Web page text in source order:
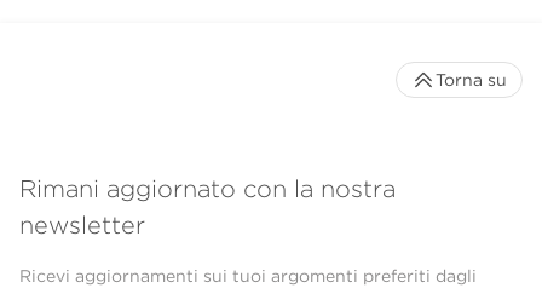
Rimani aggiornato con la nostra
newsletter
Ricevi aggiornamenti sui tuoi argomenti preferiti dagli
Torna su